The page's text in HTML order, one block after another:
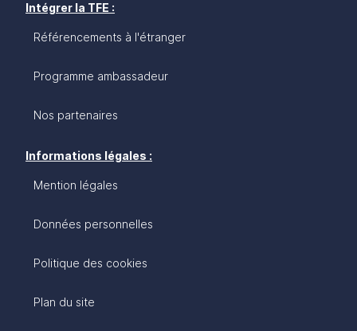
Intégrer la TFE :
Référencements à l'étranger
Programme ambassadeur
Nos partenaires
Informations légales :
Mention légales
Données personnelles
Politique des cookies
Plan du site